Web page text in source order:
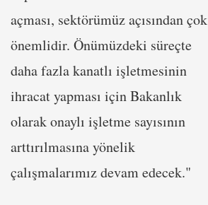
açması, sektörümüz açısından çok
önemlidir. Önümüzdeki süreçte
daha fazla kanatlı işletmesinin
ihracat yapması için Bakanlık
olarak onaylı işletme sayısının
arttırılmasına yönelik
çalışmalarımız devam edecek."